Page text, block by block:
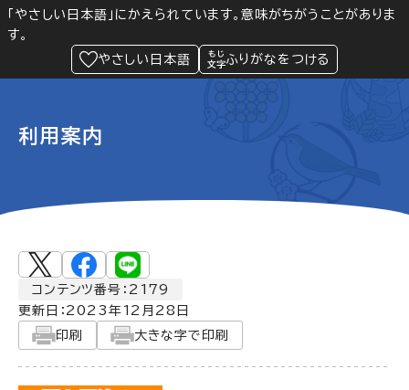
「やさしい日本語」にかえられています。意味がちがうことがありま
す。
やさしい日本語
ふりがなをつける
Language 閲覧支援
緊急情報
利用案内
コンテンツ番号：2179
更新日： 2023年12月28日
印刷
大きな字で印刷